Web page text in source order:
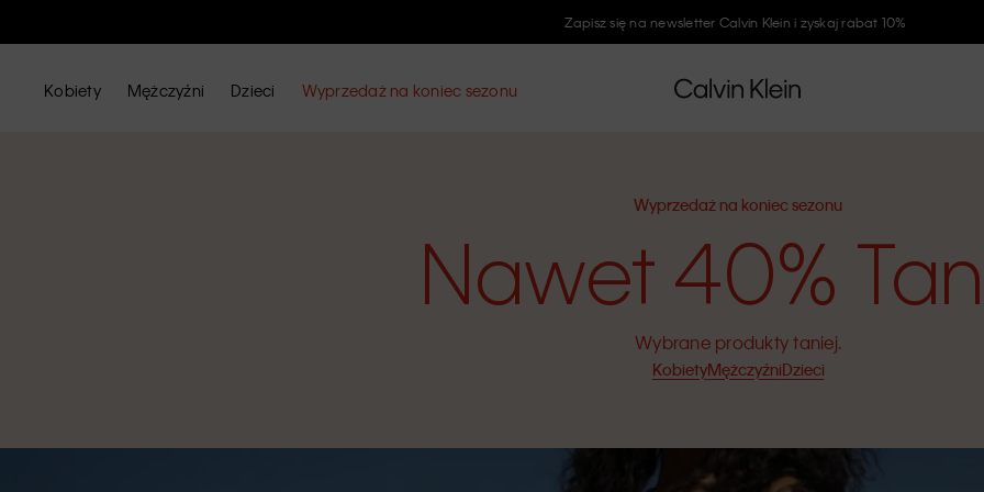
Zapisz się na newsletter Calvin Klein i zyskaj rabat 10%
Kobiety Mężczyźni Dzieci Wyprzedaż na koniec sezonu
Wyprzedaż na koniec sezonu
Nawet 40%
Wybrane produkty taniej.
KobietyMężczyźniDzieci